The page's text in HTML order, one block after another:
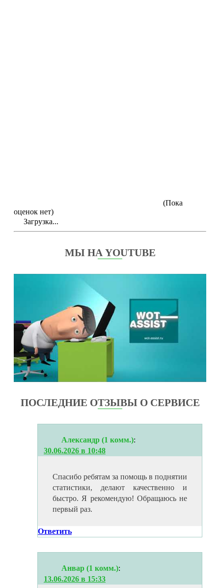
(Пока
оценок нет)
Загрузка...
МЫ НА YOUTUBE
ПОСЛЕДНИЕ ОТЗЫВЫ О СЕРВИСЕ
Александр (1 комм.):
30.06.2026 в 10:48
Спасибо ребятам за помощь в поднятии
статистики, делают качественно и
быстро. Я рекомендую! Обращаюсь не
первый раз.
Ответить
Анвар (1 комм.):
13.06.2026 в 15:33